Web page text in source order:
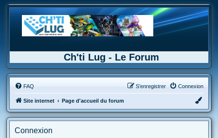
Ch'ti Lug - Le Forum
FAQ Connexion
S’enregistrer
Site internet Page d'accueil du forum
Connexion